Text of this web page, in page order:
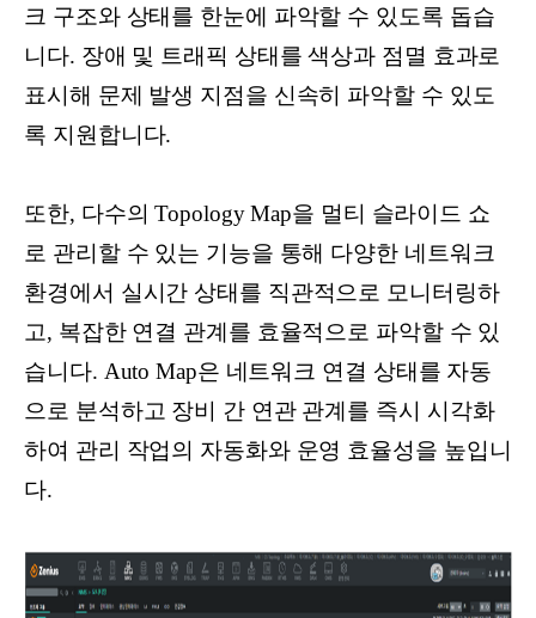
크 구조와 상태를 한눈에 파악할 수 있도록 돕습
니다. 장애 및 트래픽 상태를 색상과 점멸 효과로
표시해 문제 발생 지점을 신속히 파악할 수 있도
록 지원합니다.
또한, 다수의 Topology Map을 멀티 슬라이드 쇼
로 관리할 수 있는 기능을 통해 다양한 네트워크
환경에서 실시간 상태를 직관적으로 모니터링하
고, 복잡한 연결 관계를 효율적으로 파악할 수 있
습니다. Auto Map은 네트워크 연결 상태를 자동
으로 분석하고 장비 간 연관 관계를 즉시 시각화
하여 관리 작업의 자동화와 운영 효율성을 높입니
다.